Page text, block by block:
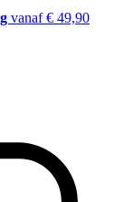
vanaf € 49,90